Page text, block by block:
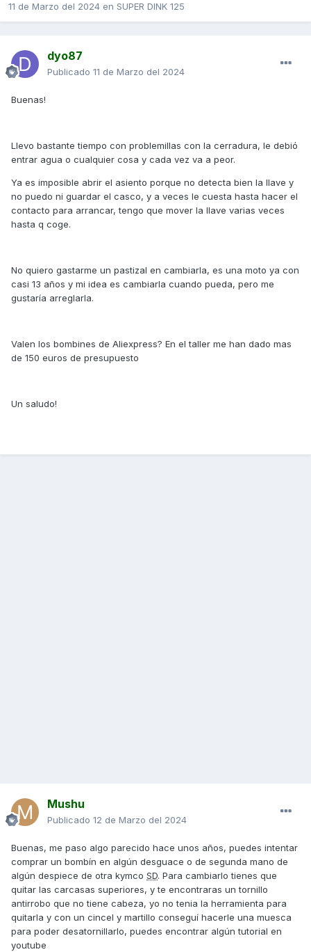
11 de Marzo del 2024 en SUPER DINK 125
dyo87
Publicado 11 de Marzo del 2024
Buenas!
Llevo bastante tiempo con problemillas con la cerradura, le debió
entrar agua o cualquier cosa y cada vez va a peor.
Ya es imposible abrir el asiento porque no detecta bien la llave y
no puedo ni guardar el casco, y a veces le cuesta hasta hacer el
contacto para arrancar, tengo que mover la llave varias veces
hasta q coge.
No quiero gastarme un pastizal en cambiarla, es una moto ya con
casi 13 años y mi idea es cambiarla cuando pueda, pero me
gustaría arreglarla.
Valen los bombines de Aliexpress? En el taller me han dado mas
de 150 euros de presupuesto
Un saludo!
Mushu
Publicado 12 de Marzo del 2024
Buenas, me paso algo parecido hace unos años, puedes intentar
comprar un bombín en algún desguace o de segunda mano de
algún despiece de otra kymco SD. Para cambiarlo tienes que
quitar las carcasas superiores, y te encontraras un tornillo
antirrobo que no tiene cabeza, yo no tenia la herramienta para
quitarla y con un cincel y martillo conseguí hacerle una muesca
para poder desatornillarlo, puedes encontrar algún tutorial en
youtube